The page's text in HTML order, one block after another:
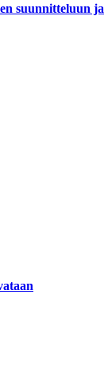
suunnitteluun ja